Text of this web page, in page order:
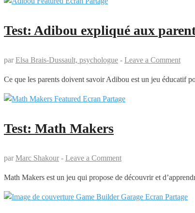
Test: Adibou expliqué aux
par Elsa Brais-Dussault, psychologue - Leave a Comment
Ce que les parents doivent savoir Adibou est un jeu éducatif
Test: Math Makers
par Marc Shakour - Leave a Comment
Math Makers est un jeu qui propose de découvrir et